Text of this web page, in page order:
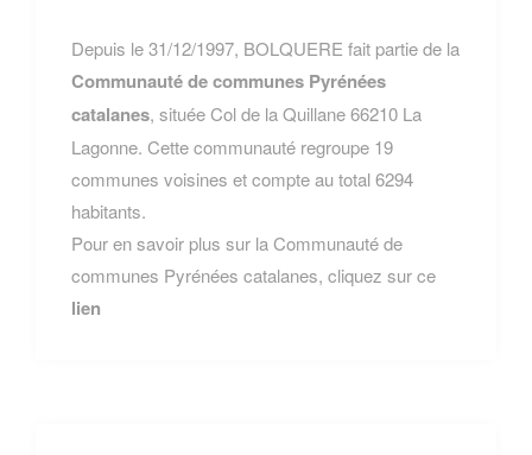
Depuis le 31/12/1997, BOLQUERE fait partie de la
Communauté de communes Pyrénées
catalanes, située Col de la Quillane 66210 La
Lagonne. Cette communauté regroupe 19
communes voisines et compte au total 6294
habitants.
Pour en savoir plus sur la Communauté de
communes Pyrénées catalanes, cliquez sur ce
lien